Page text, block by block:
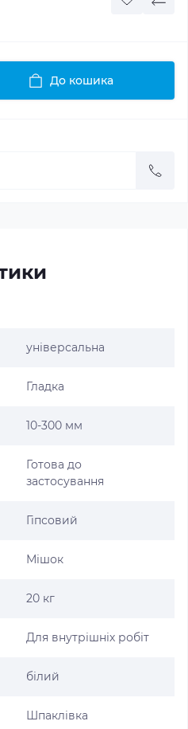
До кошика
універсальна
Гладка
10-300 мм
Готова до
застосування
Гіпсовий
Мішок
20 кг
Для внутрішніх робіт
білий
Шпаклівка